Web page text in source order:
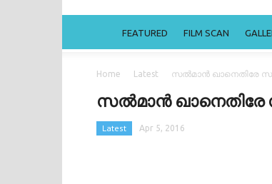
FEATURED FILM SCAN
Home Latest സല്‍മാന്‍ ഖാനെതിരേ
സല്‍മാന്‍ ഖാനെതിരേ
Latest Apr 5, 2016